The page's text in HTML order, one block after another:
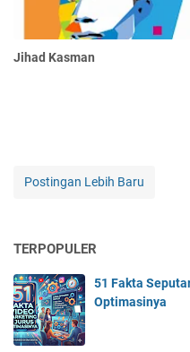
Jihad Kasman
Postingan Lebih Baru
TERPOPULER
51 Fakta
Optimasinya